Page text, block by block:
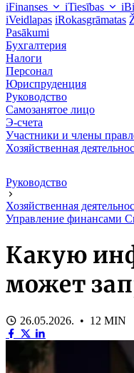
iFinanses iTiesības
iVeidlapas iRokasgrāmatas
Pasākumi
Бухгалтерия
Налоги
Персонал
Юриспруденция
Руководство
Самозанятое лицо
Э-счета
Участники и члены
Хозяйственная
Руководство
Хозяйственная
Управление финансами
Какую
может
26.05.2026. • 12 MIN